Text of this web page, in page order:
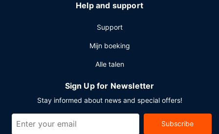
Help and support
Support
Mijn boeking
Alle talen
Sign Up for Newsletter
Stay informed about news and special offers!
Subscribe